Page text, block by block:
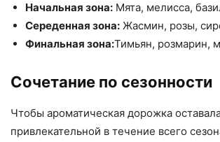
Начальная зона: Мята, мелисса,
Середенная зона: Жасмин, розы,
Финальная зона:Тимьян, розмарин,
Сочетание по сезонности
Чтобы ароматическая дорожка
привлекательной в течение всего